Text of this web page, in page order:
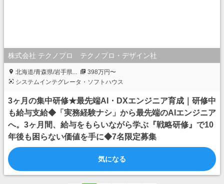
株式会社 テクノプロ テクノプロ・デザイン社
北海道/青森県/岩手県...
398万円〜
システムインテグレータ・ソフトハウス
3ヶ月の集中研修★最先端AI・DXエンジニア育成｜研修中
も給与支給◆「実務経験ナシ」から最先端のAIエンジニア
へ。3ヶ月間、給与をもらいながら学ぶ『戦略研修』で10
年後も困らない価値を手に◆7名限定募集
気になる